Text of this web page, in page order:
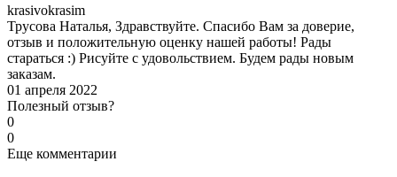
krasivokrasim
Трусова Наталья, Здравствуйте. Спасибо Вам за доверие,
отзыв и положительную оценку нашей работы! Рады
стараться :) Рисуйте с удовольствием. Будем рады новым
заказам.
01 апреля 2022
Полезный отзыв?
0
0
Еще комментарии